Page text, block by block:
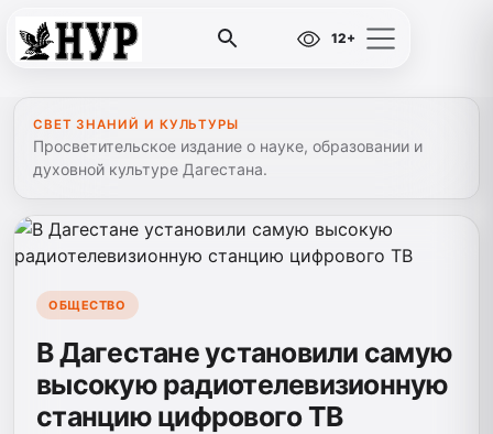
12+
СВЕТ ЗНАНИЙ И КУЛЬТУРЫ
Просветительское издание о науке, образовании и
духовной культуре Дагестана.
ОБЩЕСТВО
В Дагестане установили самую
высокую радиотелевизионную
станцию цифрового ТВ